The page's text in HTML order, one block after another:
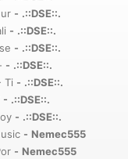
- .::DSE::.
- .::DSE::.
- .::DSE::.
- .::DSE::.
Ti - .::DSE::.
- .::DSE::.
- .::DSE::.
- Nemec555
- Nemec555